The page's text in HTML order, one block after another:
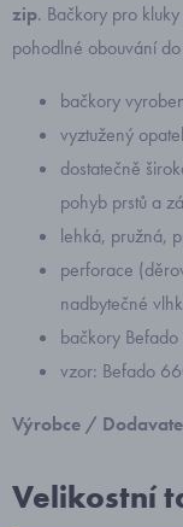
zip. Bačkory pro
pohodlné obouvání
bačkory
vyztužený
dostatečně
pohyb prstů a
lehká, pružná,
perforace
nadbytečné
bačkory
vzor: Befado
Výrobce /
Velikostní